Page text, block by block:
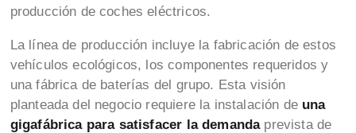
producción de coches eléctricos.
La línea de producción incluye la fabricación de estos
vehículos ecológicos, los componentes requeridos y
una fábrica de baterías del grupo. Esta visión
planteada del negocio requiere la instalación de una
gigafábrica para satisfacer la demandaprevista de